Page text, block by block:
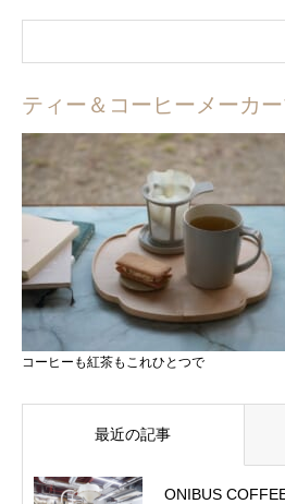
ティー＆コーヒーメーカ
コーヒーも紅茶もこれひとつで
最近の記事
ONIBUS